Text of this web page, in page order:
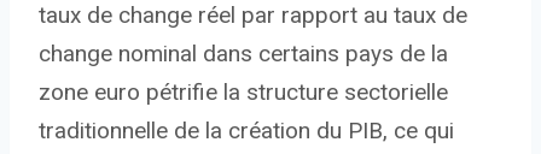
taux de change réel par rapport au taux de
change nominal dans certains pays de la
zone euro pétrifie la structure sectorielle
traditionnelle de la création du PIB, ce qui